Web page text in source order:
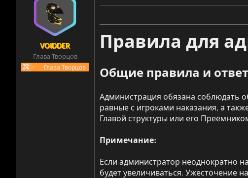
р
е
н
ч
VOIDDER
Глава Творцов
Глава Творцов
Правила для
Общие правила и
Администрация обязана соблюдать
равные с игроками наказания, а
Главой структуры или его
Примечание:
Если администратор неоднократно
будет увеличиваться. Ужесточение